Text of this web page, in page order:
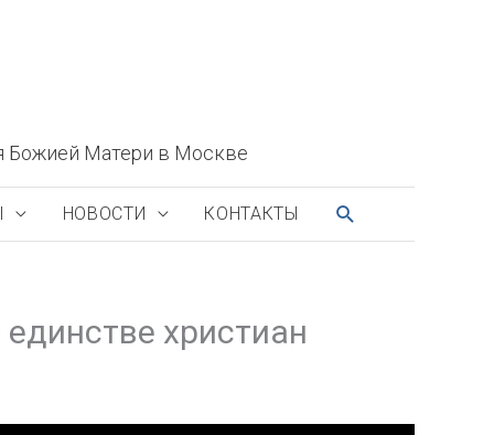
Божией Матери в Москве
НОВОСТИ КОНТАКТЫ ПОИСК
христиан